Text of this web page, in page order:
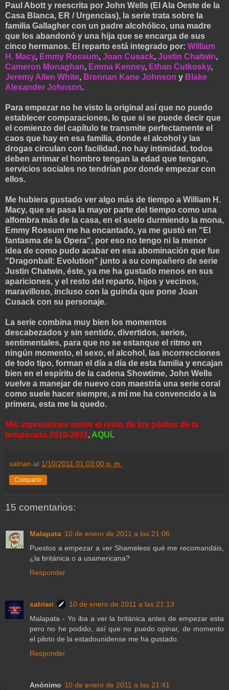
Paul Abott y reescrita por John Wells (El Ala Oeste de la
Casa Blanca, ER / Urgencias), la serie trata sobre la
familia Gallagher con un padre alcohólico, una madre
que los abandonó y una hija que se encarga de sus
cinco hermanos. El reparto está integrado por: William
H. Macy, Emmy Rossum, Joan Cusack, Justin Chatwin,
Cameron Monaghan, Emma Kenney, Ethan Cutkosky,
Jeremy Allen White, Brennan Kane Johnson y Blake
Alexander Johnson.
Para empezar no he visto la original así que no puedo
establecer comparaciones, lo que si se puede decir que
el comienzo del capítulo te transmite perfectamente el
caos que hay en esa familia, donde el alcohol y las
drogas circulan con facilidad, no hay intimidad, todos
deben arrimar el hombro tengan la edad que tengan,
servicios sociales no tendrían por donde empezar con
ellos.
Me hubiera gustado ver algo más de tiempo a William H.
Macy, que se pasa la mayor parte del tiempo como una
alfombra más de la casa, en el suelo durmiendo la mona,
Emmy Rossum me ha encantado, ya me gustó en "El
fantasma de la Ópera", por eso no tengo ni la menor
idea de como pudo acabar en esa abominación que fue
"Dragonball: Evolution" junto a su compañero de serie
Justin Chatwin, éste, ya me ha gustado menos en sus
apariciones, y el resto del reparto, hijos y vecinos,
maravilloso, incluso con la guinda que pone Joan
Cusack con su personaje.
La serie combina muy bien los momentos
descabezados y sin sentido, divertidos, serios,
sentimentales, para que no se estanque el ritmo en
ningún momento, el sexo, el alcohol, las incorrecciones
de todo tipo, forman el día a día de esta familia y encajan
bien en el espíritu de la cadena Showtime, John Wells
vuelve a manejar de nuevo con maestría una serie coral
como suele hacer siempre, a mí me ha convencido a la
primera, esta me la quedo.
Mis impresiones sobre el resto de los pilotos de la
temporada 2010-2011, AQUí.
satrian at 1/10/2011 01:03:00 p. m.
Compartir
15 comentarios:
Malapata 10 de enero de 2011 a las 21:06
Puestos a empezar a ver Shameless qué me recomandáis,
¿la británica o a usamericana?
Responder
satrian
10 de enero de 2011 a las 21:13
Malapata - Yo iba a ver la británica antes de empezar esta
pero no he podido, así que no puedo opinar, de momento
el piloto de la estadounidense me ha gustado.
Responder
Anónimo 10 de enero de 2011 a las 21:41